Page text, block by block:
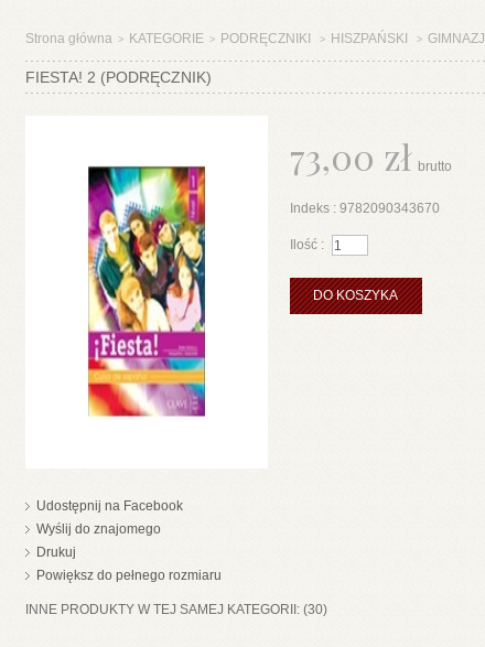
Strona główna > KATEGORIE > PODRĘCZNIKI > HISZPAŃSKI >
FIESTA! 2 (PODRĘCZNIK)
Udostępnij na Facebook
Wyślij do znajomego
Drukuj
Powiększ do pełnego rozmiaru
73,00 zł brutto
Indeks : 9782090343670
Ilość :
DO KOSZYKA
INNE PRODUKTY W TEJ SAMEJ KATEGORII: (30)